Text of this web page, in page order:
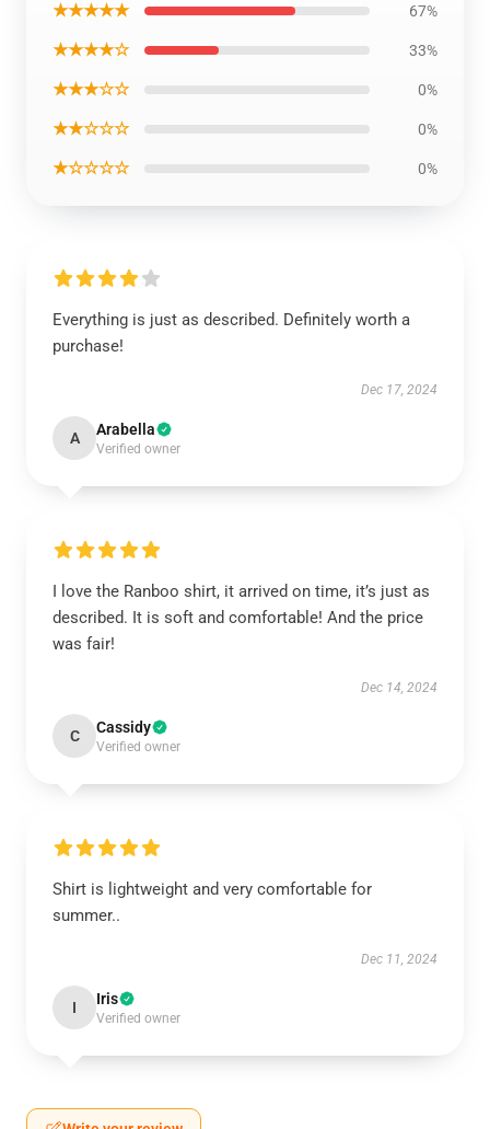
★★★★★ 67%
★★★★☆ 33%
★★★☆☆ 0%
★★☆☆☆ 0%
★☆☆☆☆ 0%
Everything is just as described. Definitely worth a
purchase!
Dec 17, 2024
A Arabella
Verified owner
I love the Ranboo shirt, it arrived on time, it’s just as
described. It is soft and comfortable! And the price
was fair!
Dec 14, 2024
C Cassidy
Verified owner
Shirt is lightweight and very comfortable for
summer..
Dec 11, 2024
I Iris
Verified owner